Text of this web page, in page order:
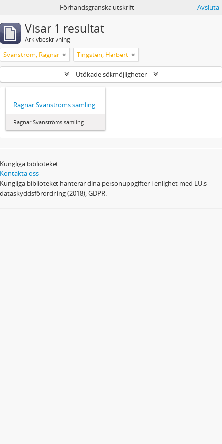
Förhandsgranska utskrift Avsluta
Visar 1 resultat
Arkivbeskrivning
Svanström, Ragnar Tingsten, Herbert
Utökade sökmöjligheter
Ragnar Svanströms samling
Ragnar Svanströms samling
Kungliga biblioteket
Kontakta oss
Kungliga biblioteket hanterar dina personuppgifter i enlighet med EU:s
dataskyddsförordning (2018), GDPR.